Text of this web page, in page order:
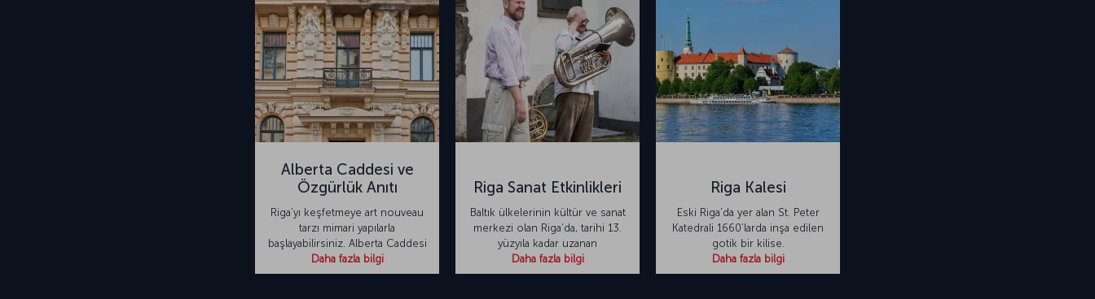
Alberta Caddesi ve
Özgürlük Anıtı
Riga’yı keşfetmeye art nouveau
tarzı mimari yapılarla
başlayabilirsiniz. Alberta Caddesi
Daha fazla bilgi
Riga Sanat Etkinlikleri
Baltık ülkelerinin kültür ve sanat
merkezi olan Riga’da, tarihi 13.
yüzyıla kadar uzanan
Daha fazla bilgi
Riga Kalesi
Eski Riga’da yer alan St. Peter
Katedrali 1660’larda inşa edilen
gotik bir kilise.
Daha fazla bilgi